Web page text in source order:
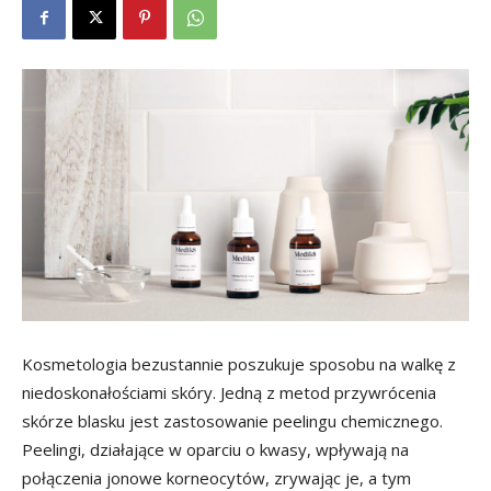
Kosmetologia bezustannie poszukuje sposobu na walkę z
niedoskonałościami skóry. Jedną z metod przywrócenia
skórze blasku jest zastosowanie peelingu chemicznego.
Peelingi, działające w oparciu o kwasy, wpływają na
połączenia jonowe korneocytów, zrywając je, a tym